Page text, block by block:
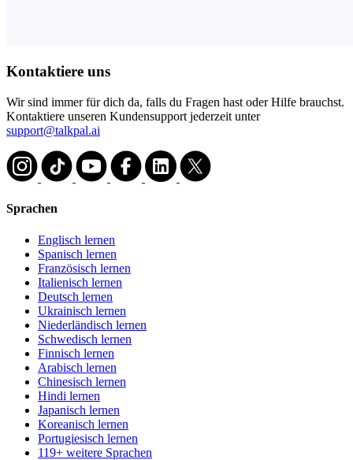
Kontaktiere uns
Wir sind immer für dich da, falls du Fragen hast oder Hilfe brauchst.
Kontaktiere unseren Kundensupport jederzeit unter
support@talkpal.ai
Sprachen
Englisch lernen
Spanisch lernen
Französisch lernen
Italienisch lernen
Deutsch lernen
Ukrainisch lernen
Niederländisch lernen
Schwedisch lernen
Finnisch lernen
Arabisch lernen
Chinesisch lernen
Hindi lernen
Japanisch lernen
Koreanisch lernen
Portugiesisch lernen
119+ weitere Sprachen